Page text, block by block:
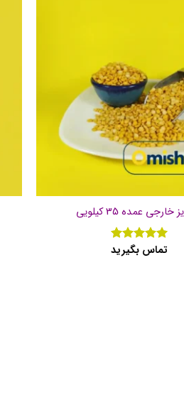
خارجی عمده 35 کیلویی
نمره 5از
تماس بگیرید